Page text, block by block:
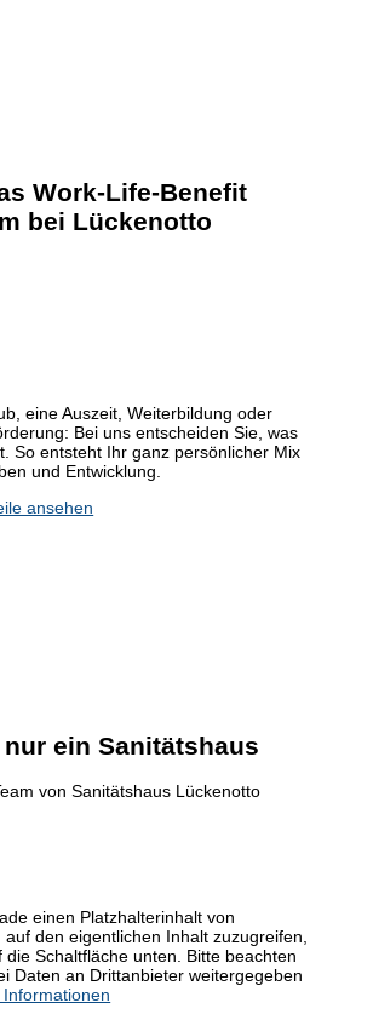
Work-Life-Benefit
bei Lückenotto
eine Auszeit, Weiterbildung oder
Bei uns entscheiden Sie, was
So entsteht Ihr ganz persönlicher Mix
und Entwicklung.
ansehen
ein Sanitätshaus
von Sanitätshaus Lückenotto
einen Platzhalterinhalt von
auf den eigentlichen Inhalt zuzugreifen,
die Schaltfläche unten. Bitte beachten
Daten an Drittanbieter weitergegeben
Informationen